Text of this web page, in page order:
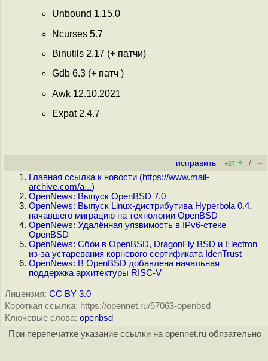
Unbound 1.15.0
Ncurses 5.7
Binutils 2.17 (+ патчи)
Gdb 6.3 (+ патч )
Awk 12.10.2021
Expat 2.4.7
исправить +27 + / –
Главная ссылка к новости (https://www.mail-
archive.com/a...)
OpenNews: Выпуск OpenBSD 7.0
OpenNews: Выпуск Linux-дистрибутива Hyperbola 0.4,
начавшего миграцию на технологии OpenBSD
OpenNews: Удалённая уязвимость в IPv6-стеке
OpenBSD
OpenNews: Сбои в OpenBSD, DragonFly BSD и Electron
из-за устаревания корневого сертификата IdenTrust
OpenNews: В OpenBSD добавлена начальная
поддержка архитектуры RISC-V
Лицензия: CC BY 3.0
Короткая ссылка: https://opennet.ru/57063-openbsd
Ключевые слова: openbsd
При перепечатке указание ссылки на opennet.ru обязательно